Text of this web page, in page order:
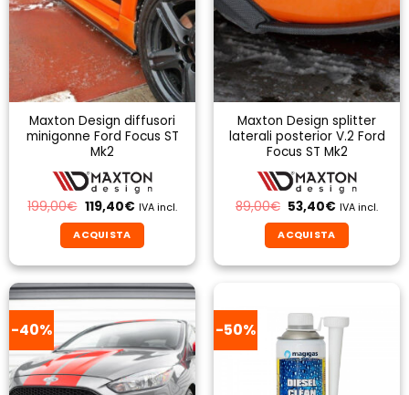
Maxton Design diffusori
minigonne Ford Focus ST
Mk2
199,00€ Il
prezzo
originale
era:
199,00€.
119,40€Il
attuale
è:
119,40€.
IVA incl.
ACQUISTA
Maxton Design splitter
laterali posterior V.2 Ford
Focus ST Mk2
89,00€ Il
prezzo
originale
era:
89,00€.
53,40€Il
attuale
53,40€.
IVA incl.
ACQUISTA
-40% -50%